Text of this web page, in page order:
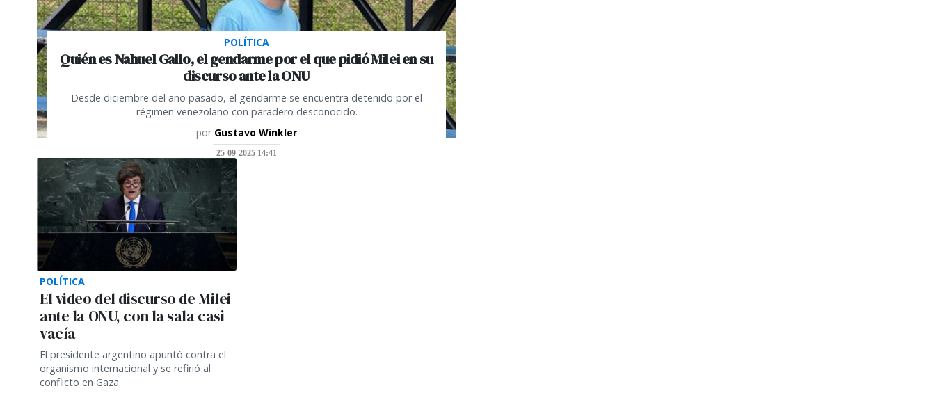
POLÍTICA
Quién es Nahuel Gallo, el gendarme por el que pidió Milei en su
discurso ante la ONU
Desde diciembre del año pasado, el gendarme se encuentra detenido por el
régimen venezolano con paradero desconocido.
por Gustavo Winkler
25-09-2025 14:41
POLÍTICA
El video del discurso de Milei
ante la ONU, con la sala casi
vacía
El presidente argentino apuntó contra el
organismo internacional y se refirió al
conflicto en Gaza.